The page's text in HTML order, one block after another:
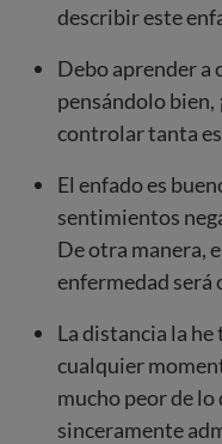
describir este
Debo aprender a
pensándolo bien,
controlar tanta
El enfado es
sentimientos
De otra manera,
enfermedad será
La distancia la
cualquier
mucho peor de
sinceramente